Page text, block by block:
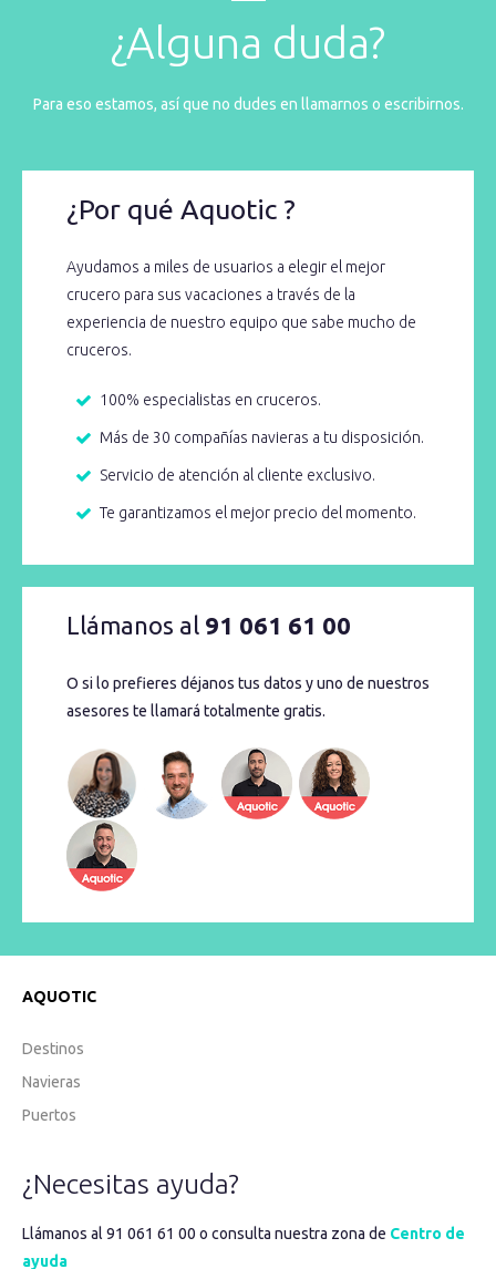
¿Alguna duda?
Para eso estamos, así que no dudes en llamarnos o escribirnos.
¿Por qué Aquotic ?
Ayudamos a miles de usuarios a elegir el mejor
crucero para sus vacaciones a través de la
experiencia de nuestro equipo que sabe mucho de
cruceros.
100% especialistas en cruceros.
Más de 30 compañías navieras a tu disposición.
Servicio de atención al cliente exclusivo.
Te garantizamos el mejor precio del momento.
Llámanos al 91 061 61 00
O si lo prefieres déjanos tus datos y uno de nuestros
asesores te llamará totalmente gratis.
AQUOTIC
Destinos
Navieras
Puertos
¿Necesitas ayuda?
Llámanos al 91 061 61 00 o consulta nuestra zona de Centro de
ayuda